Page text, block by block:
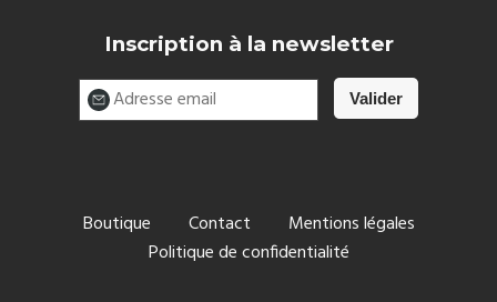
Inscription à la newsletter
Boutique Contact
Mentions légales
Politique de confidentialité